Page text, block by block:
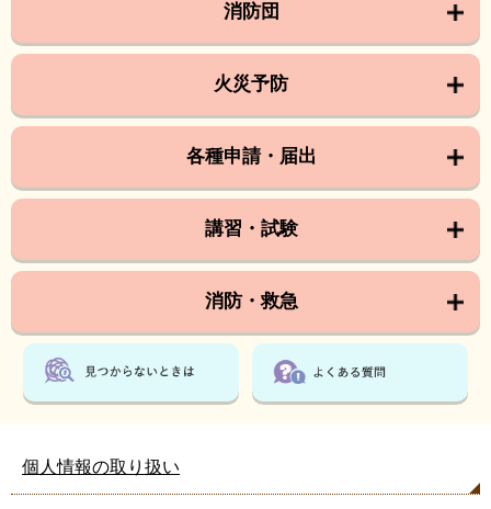
消防団
火災予防
各種申請・届出
講習・試験
消防・救急
個人情報の取り扱い